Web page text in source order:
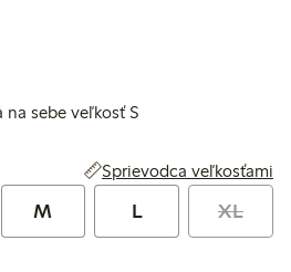
na sebe veľkosť S
Sprievodca veľkosťami
M L XL